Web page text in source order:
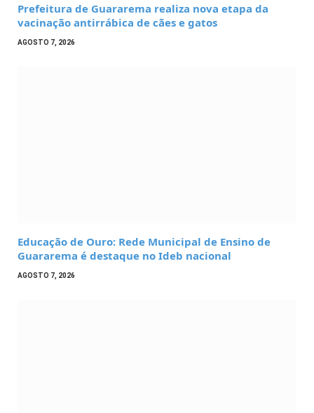
Prefeitura de Guararema realiza nova etapa da
vacinação antirrábica de cães e gatos
AGOSTO 7, 2026
Educação de Ouro: Rede Municipal de Ensino de
Guararema é destaque no Ideb nacional
AGOSTO 7, 2026